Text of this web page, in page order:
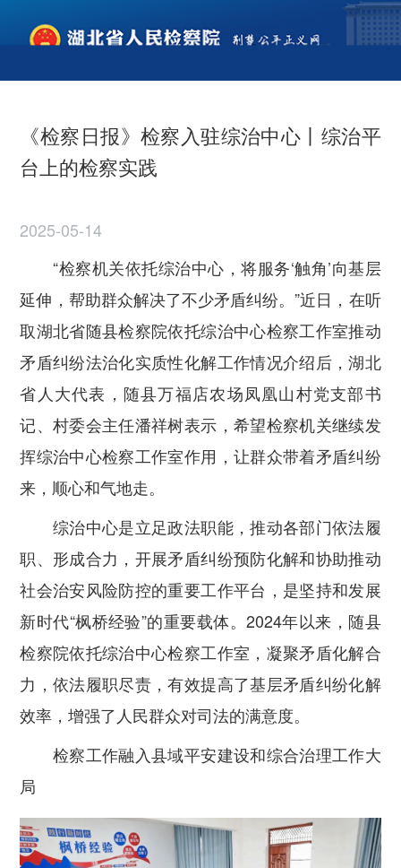
《检察日报》检察入驻综治中心丨综治平
台上的检察实践
2025-05-14
“检察机关依托综治中心，将服务‘触角’向基层
延伸，帮助群众解决了不少矛盾纠纷。”近日，在听
取湖北省随县检察院依托综治中心检察工作室推动
矛盾纠纷法治化实质性化解工作情况介绍后，湖北
省人大代表，随县万福店农场凤凰山村党支部书
记、村委会主任潘祥树表示，希望检察机关继续发
挥综治中心检察工作室作用，让群众带着矛盾纠纷
来，顺心和气地走。
综治中心是立足政法职能，推动各部门依法履
职、形成合力，开展矛盾纠纷预防化解和协助推动
社会治安风险防控的重要工作平台，是坚持和发展
新时代“枫桥经验”的重要载体。2024年以来，随县
检察院依托综治中心检察工作室，凝聚矛盾化解合
力，依法履职尽责，有效提高了基层矛盾纠纷化解
效率，增强了人民群众对司法的满意度。
检察工作融入县域平安建设和综合治理工作大
局